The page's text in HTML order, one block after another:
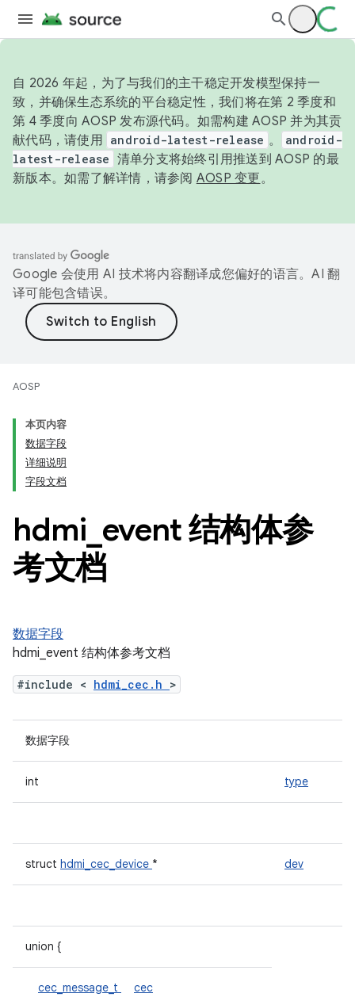
自 2026 年起，为了与我们的主干稳定开发模型保持一
致，并确保生态系统的平台稳定性，我们将在第 2 季度和
第 4 季度向 AOSP 发布源代码。如需构建 AOSP 并为其贡
献代码，请使用 android-latest-release 。
android-
latest-release 清单分支将始终引用推送到 AOSP 的最
新版本。如需了解详情，请参阅 AOSP 变更。
Google 会使用 AI 技术将内容翻译成您偏好的语言。AI 翻
译可能包含错误。
AOSP
本页内容
数据字段
详细说明
字段文档
hdmi event 结构体参
考文档
数据字段
hdmi_event 结构体参考文档
#include < hdmi_cec.h >
数据字段
int type
struct hdmi_cec_device * dev
union {
cec_message_t cec